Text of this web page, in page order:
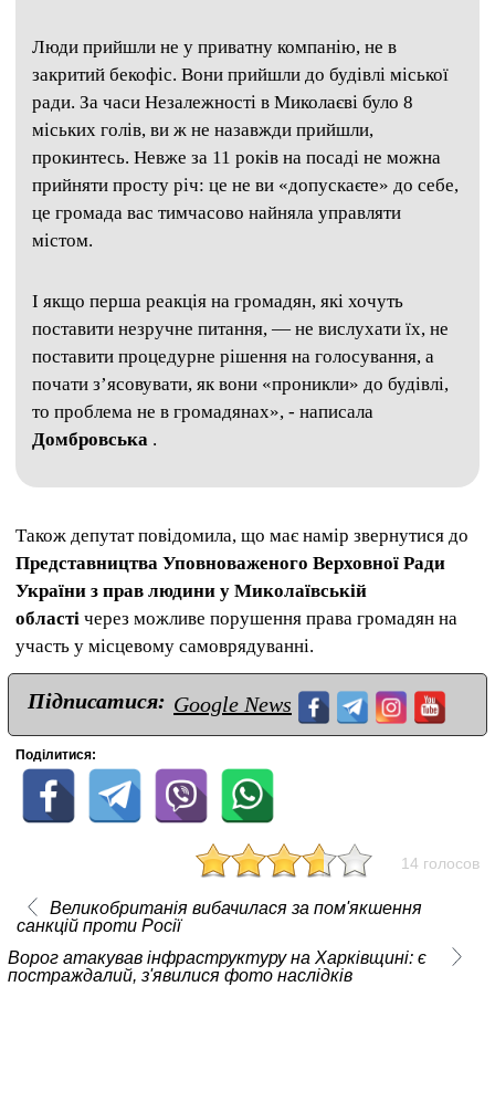
Люди прийшли не у приватну компанію, не в
закритий бекофіс. Вони прийшли до будівлі міської
ради. За часи Незалежності в Миколаєві було 8
міських голів, ви ж не назавжди прийшли,
прокинтесь. Невже за 11 років на посаді не можна
прийняти просту річ: це не ви «допускаєте» до себе,
це громада вас тимчасово найняла управляти
містом.
І якщо перша реакція на громадян, які хочуть
поставити незручне питання, — не вислухати їх, не
поставити процедурне рішення на голосування, а
почати з’ясовувати, як вони «проникли» до будівлі,
то проблема не в громадянах», - написала
Домбровська .
Також депутат повідомила, що має намір звернутися до
Представництва Уповноваженого Верховної Ради
України з прав людини у Миколаївській
області через можливе порушення права громадян на
участь у місцевому самоврядуванні.
Підписатися: Google News
Поділитися:
14 голосов
Великобританія вибачилася за пом'якшення
санкцій проти Росії
Ворог атакував інфраструктуру на Харківщині: є
постраждалий, з'явилися фото наслідків